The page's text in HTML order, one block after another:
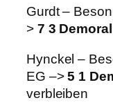
Gurdt –
> 7 3
Hynckel –
EG –>5 1
verbleiben